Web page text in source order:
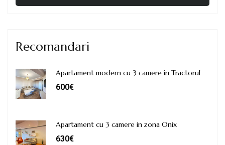
Recomandari
Apartament modern cu 3 camere în Tractorul
600€
Apartament cu 3 camere in zona Onix
630€